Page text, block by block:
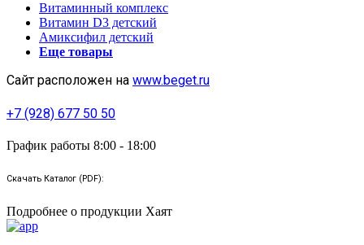
Витаминный комплекс
Витамин D3 детский
Амиксифил детский
Еще товары
Сайт расположен на www.beget.ru
+7 (928) 677 50 50
График работы 8:00 - 18:00
Скачать Каталог (PDF):
Подробнее о продукции Хаят